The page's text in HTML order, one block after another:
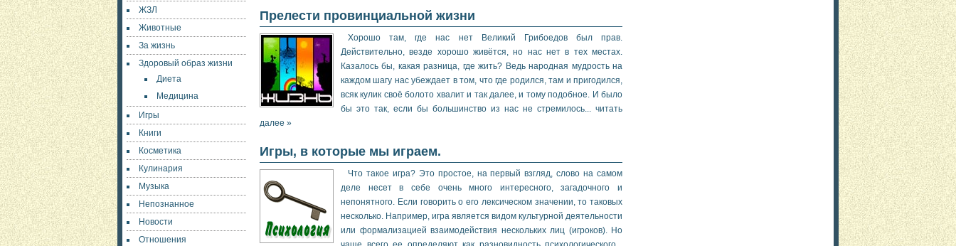
ЖЗЛ
Животные
За жизнь
Здоровый образ жизни
Диета
Медицина
Игры
Книги
Косметика
Кулинария
Музыка
Непознанное
Новости
Отношения
Прелести провинциальной жизни
Хорошо там, где нас нет Великий Грибоедов был прав.
Действительно, везде хорошо живётся, но нас нет в тех местах.
Казалось бы, какая разница, где жить? Ведь народная мудрость на
каждом шагу нас убеждает в том, что где родился, там и пригодился,
всяк кулик своё болото хвалит и так далее, и тому подобное. И было
бы это так, если бы большинство из нас не стремилось... читать
далее »
Игры, в которые мы играем.
Что такое игра? Это простое, на первый взгляд, слово на самом
деле несет в себе очень много интересного, загадочного и
непонятного. Если говорить о его лексическом значении, то таковых
несколько. Например, игра является видом культурной деятельности
или формализацией взаимодействия нескольких лиц (игроков). Но